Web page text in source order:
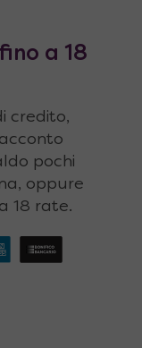
a 18
credito,
pochi
oppure
18 rate.